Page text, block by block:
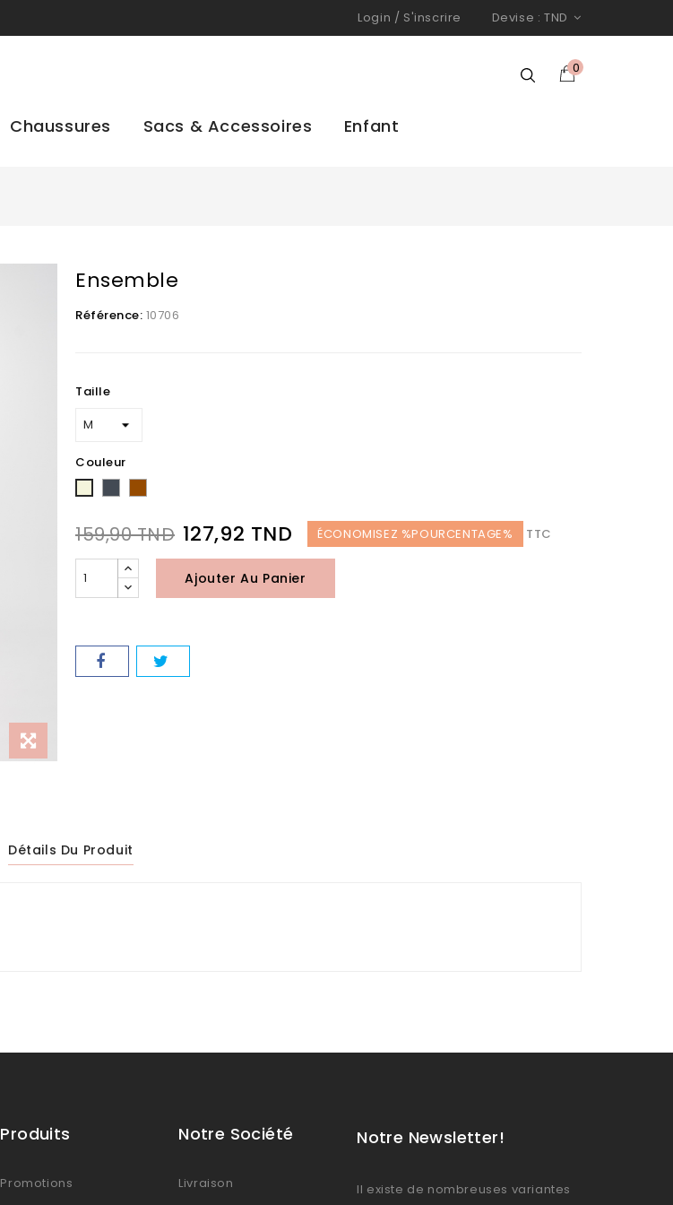
Login / S'inscrire Devise : TND
0
Chaussures Sacs & Accessoires Enfant
Ensemble
Référence: 10706
Taille
Couleur
Beige
159,90 TND 127,92 TND ÉCONOMISEZ %POURCENTAGE% TTC
Ajouter Au Panier
Détails Du Produit
Produits
Promotions
Notre Société
Livraison
Notre Newsletter!
Il existe de nombreuses variantes